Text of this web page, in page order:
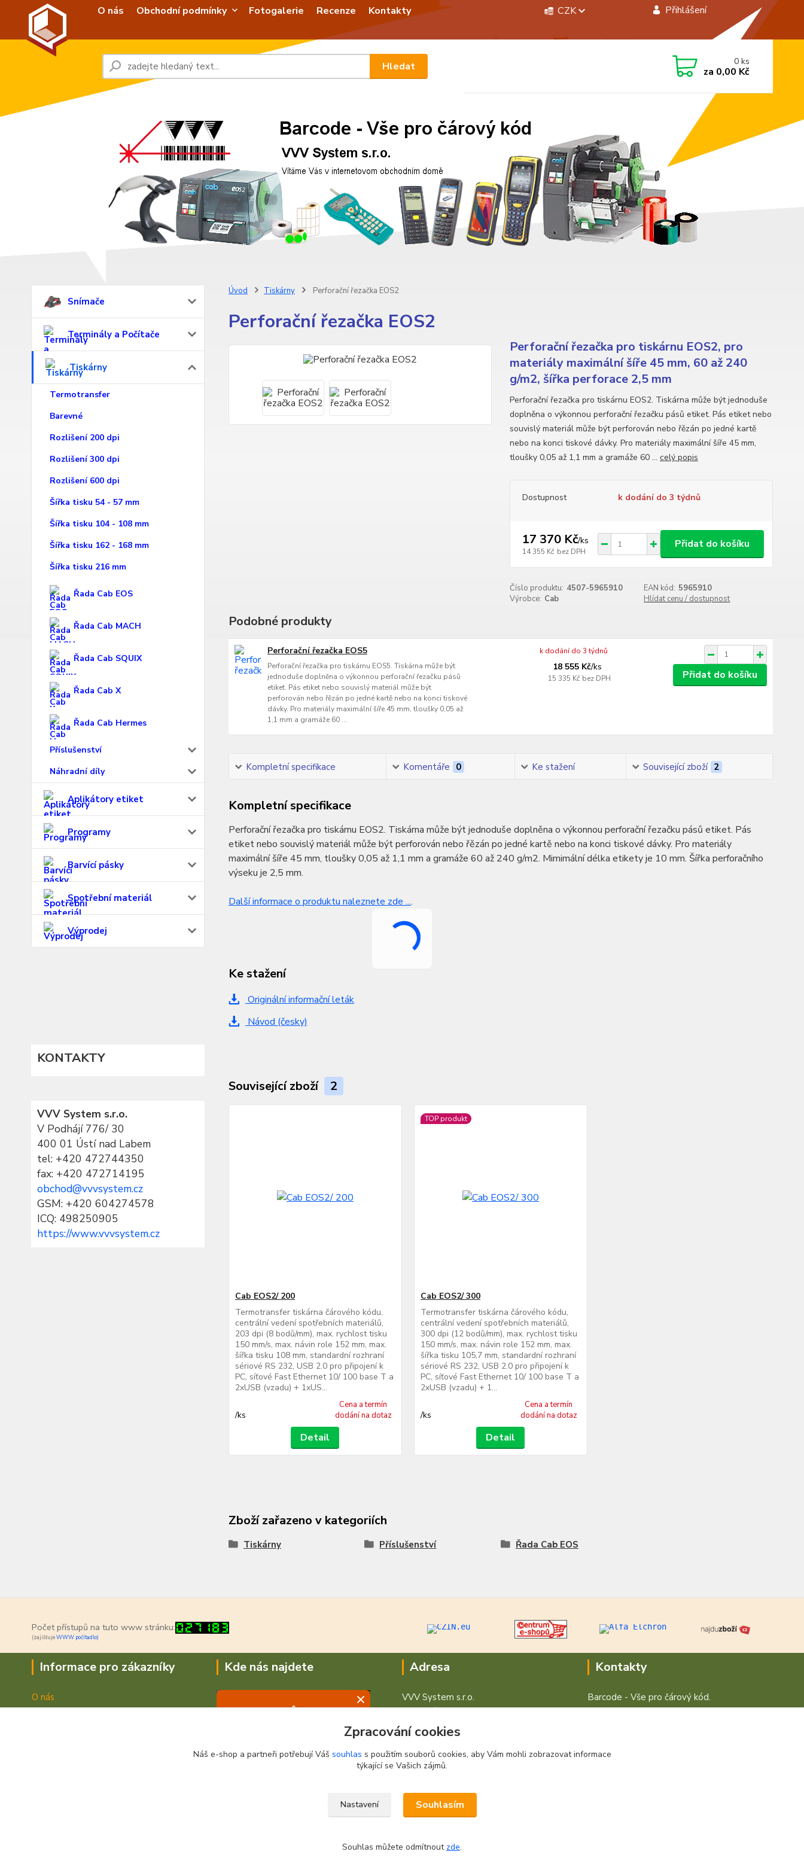
O nás Obchodní podmínky Fotogalerie Recenze Kontakty CZK Přihlášení
Hledat 0ks
za 0,00 Kč
Snímače
Terminály a Počítače
Tiskárny
Termotransfer
Barevné
Rozlišení 200 dpi
Rozlišení 300 dpi
Rozlišení 600 dpi
Šířka tisku 54 - 57 mm
Šířka tisku 104 - 108 mm
Šířka tisku 162 - 168 mm
Šířka tisku 216 mm
Řada Cab EOS
Řada Cab MACH
Řada Cab SQUIX
Řada Cab X
Řada Cab Hermes
Příslušenství
Náhradní díly
Aplikátory etiket
Programy
Barvící pásky
Spotřební materiál
Výprodej
KONTAKTY
VVV System s.r.o.
V Podhájí 776/ 30
400 01 Ústí nad Labem
tel: +420 472744350
fax: +420 472714195
obchod@vvvsystem.cz
GSM: +420 604274578
ICQ: 498250905
https://www.vvvsystem.cz
Úvod Tiskárny Perforační řezačka EOS2
Perforační řezačka EOS2
Perforační řezačka pro tiskárnu EOS2, pro
materiály maximální šíře 45 mm, 60 až 240
g/m2, šířka perforace 2,5 mm
Perforační řezačka pro tiskárnu EOS2. Tiskárna může být jednoduše
doplněna o výkonnou perforační řezačku pásů etiket. Pás etiket nebo
souvislý materiál může být perforován nebo řězán po jedné kartě
nebo na konci tiskové dávky. Pro materiály maximální šíře 45 mm,
tloušky 0,05 až 1,1 mm a gramáže 60 ... celý popis
Dostupnost k dodání do 3 týdnů
17 370 Kč/ks
14 355 Kč bez DPH
Přidat do košíku
Číslo produktu: 4507-5965910 EAN kód: 5965910
Výrobce: Cab Hlídat cenu / dostupnost
Podobné produkty
Perforační řezačka EOS5
Perforační řezačka pro tiskárnu EOS5. Tiskárna může být
jednoduše doplněna o výkonnou perforační řezačku pásů
etiket. Pás etiket nebo souvislý materiál může být
perforován nebo řězán po jedné kartě nebo na konci tiskové
dávky. Pro materiály maximální šíře 45 mm, tloušky 0,05 až
1,1 mm a gramáže 60 ...
18 555 Kč/ks
15 335 Kč bez DPH
k dodání do 3 týdnů
Přidat do košíku
Kompletní specifikace Komentáře 0 Ke stažení Související zboží 2
Kompletní specifikace
Perforační řezačka pro tiskárnu EOS2. Tiskárna může být jednoduše doplněna o výkonnou perforační řezačku pásů etiket. Pás
etiket nebo souvislý materiál může být perforován nebo řězán po jedné kartě nebo na konci tiskové dávky. Pro materiály
maximální šíře 45 mm, tloušky 0,05 až 1,1 mm a gramáže 60 až 240 g/m2. Mimimální délka etikety je 10 mm. Šířka perforačního
výseku je 2,5 mm.
Další informace o produktu naleznete zde ....
Ke stažení
Originální informační leták
Návod (česky)
Související zboží 2
Cab EOS2/ 200
Termotransfer tiskárna čárového kódu,
centrální vedení spotřebních materiálů,
203 dpi (8 bodů/mm), max. rychlost tisku
150 mm/s, max. návin role 152 mm, max.
šířka tisku 108 mm, standardní rozhraní
sériové RS 232, USB 2.0 pro připojení k
PC, síťové Fast Ethernet 10/ 100 base T a
2xUSB (vzadu) + 1xUS...
/ks
Cena a termín
dodání na dotaz
Detail
TOP produkt
Cab EOS2/ 300
Termotransfer tiskárna čárového kódu,
centrální vedení spotřebních materiálů,
300 dpi (12 bodů/mm), max. rychlost tisku
150 mm/s, max. návin role 152 mm, max.
šířka tisku 105,7 mm, standardní rozhraní
sériové RS 232, USB 2.0 pro připojení k
PC, síťové Fast Ethernet 10/ 100 base T a
2xUSB (vzadu) + 1...
/ks
Cena a termín
dodání na dotaz
Detail
Zboží zařazeno v kategoriích
Tiskárny Příslušenství Řada Cab EOS
Počet přístupů na tuto www stránku:
(zajišťujeWWW počítadlo)
Informace pro zákazníky
O nás
Jak nakupovat
Kde nás najdete Adresa
VVV System s.r.o.
V Podhájí 776/ 30
400 01 Ústí nad Labem
Kontakty
Barcode - Vše pro čárový kód.
Zpracování cookies
Náš e-shop a partneři potřebují Váš souhlas s použitím souborů cookies, aby Vám mohli zobrazovat informace
týkající se Vašich zájmů.
Nastavení Souhlasím
Souhlas můžete odmítnout zde.